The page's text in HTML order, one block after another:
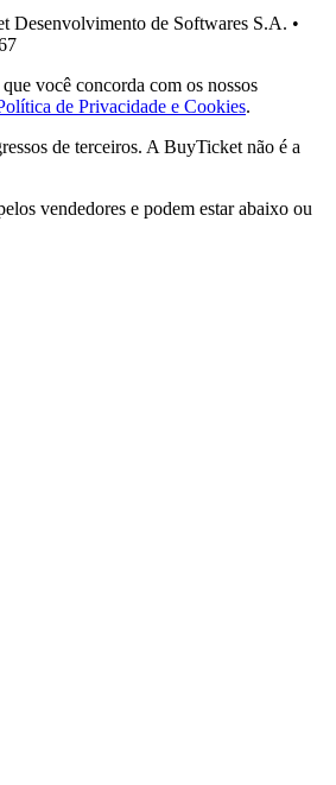
Desenvolvimento de Softwares S.A. •
você concorda com os nossos
de Privacidade e Cookies.
de terceiros. A BuyTicket não é a
vendedores e podem estar abaixo ou